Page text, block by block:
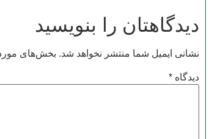
دیدگاهتان را بنویسید
نشانی ایمیل شما منتشر نخواهد شد. بخش‌های
دیدگاه *